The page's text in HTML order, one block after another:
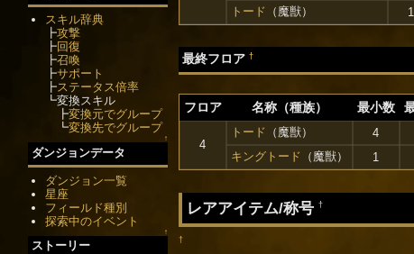
トード （魔獣） 1
最終フロア †
フロア 名称（種族） 最小数
4
トード （魔獣） 4
キングトード （魔獣） 1
レアアイテム/称号 †
†
スキル辞典
┣攻撃
┣回復
┣召喚
┣サポート
┣ステータス倍率
┗変換スキル
┣変換元でグループ
┗変換先でグループ
↑
ダンジョンデータ
ダンジョン一覧
星座
フィールド種別
探索中のイベント
↑
ストーリー